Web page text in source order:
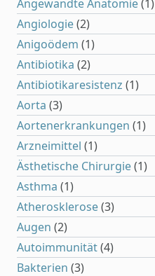
Angewandte Anatomie(1)
Angiologie(2)
Anigoödem (1)
Antibiotika (2)
Antibiotikaresistenz (1)
Aorta (3)
Aortenerkrankungen (1)
Arzneimittel (1)
Ästhetische Chirurgie(1)
Asthma (1)
Atherosklerose(3)
Augen (2)
Autoimmunität(4)
Bakterien (3)